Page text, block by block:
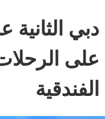
دبي
على
الفندقية